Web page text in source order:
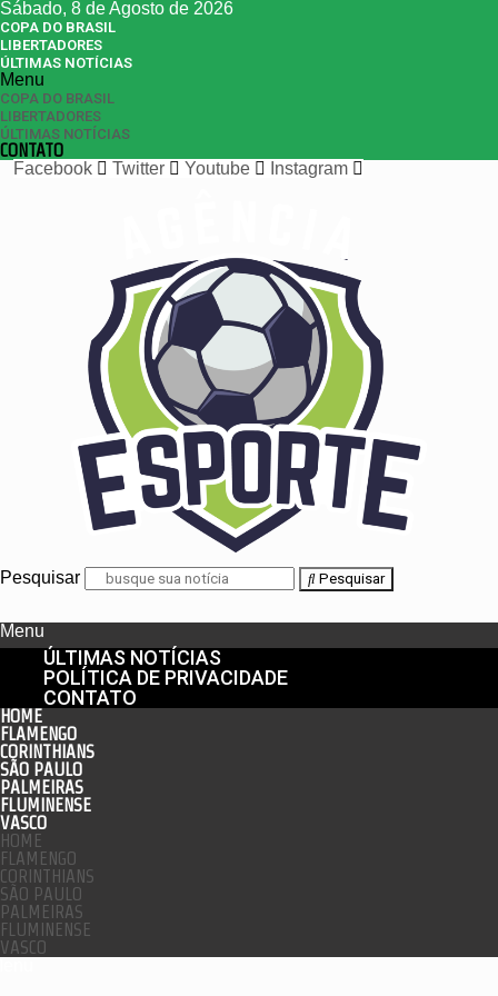
Sábado, 8 de Agosto de 2026
COPA DO BRASIL
LIBERTADORES
ÚLTIMAS NOTÍCIAS
Menu
COPA DO BRASIL
LIBERTADORES
ÚLTIMAS NOTÍCIAS
CONTATO
Facebook
Twitter Youtube Instagram
Pesquisar Pesquisar
Menu
ÚLTIMAS NOTÍCIAS
POLÍTICA DE PRIVACIDADE
CONTATO
HOME
FLAMENGO
CORINTHIANS
SÃO PAULO
PALMEIRAS
FLUMINENSE
VASCO
HOME
FLAMENGO
CORINTHIANS
SÃO PAULO
PALMEIRAS
FLUMINENSE
VASCO